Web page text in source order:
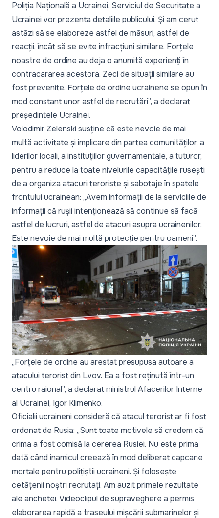
Poliția Națională a Ucrainei, Serviciul de Securitate a
Ucrainei vor prezenta detaliile publicului. Și am cerut
astăzi să se elaboreze astfel de măsuri, astfel de
reacții, încât să se evite infracțiuni similare. Forțele
noastre de ordine au deja o anumită experiență în
contracararea acestora. Zeci de situații similare au
fost prevenite. Forțele de ordine ucrainene se opun în
mod constant unor astfel de recrutări”, a declarat
președintele Ucrainei.
Volodimir Zelenski susține că este nevoie de mai
multă activitate și implicare din partea comunităților, a
liderilor locali, a instituțiilor guvernamentale, a tuturor,
pentru a reduce la toate nivelurile capacitățile rusești
de a organiza atacuri teroriste și sabotaje în spatele
frontului ucrainean: „Avem informații de la serviciile de
informații că rușii intenționează să continue să facă
astfel de lucruri, astfel de atacuri asupra ucrainenilor.
Este nevoie de mai multă protecție pentru oameni”.
„Forțele de ordine au arestat presupusa autoare a
atacului terorist din Lvov. Ea a fost reținută într-un
centru raional”, a declarat ministrul Afacerilor Interne
al Ucrainei, Igor Klimenko.
Oficialii ucraineni consideră că atacul terorist ar fi fost
ordonat de Rusia: „Sunt toate motivele să credem că
crima a fost comisă la cererea Rusiei. Nu este prima
dată când inamicul creează în mod deliberat capcane
mortale pentru polițiștii ucraineni. Și folosește
cetățenii noștri recrutați. Am auzit primele rezultate
ale anchetei. Videoclipul de supraveghere a permis
elaborarea rapidă a traseului mișcării submarinelor și